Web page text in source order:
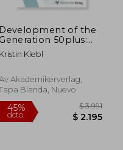
Development of the
Generation 50plus:
Effects on retail
marketing
Kristin Klebl
Akademikerverlag,
Blanda, Nuevo